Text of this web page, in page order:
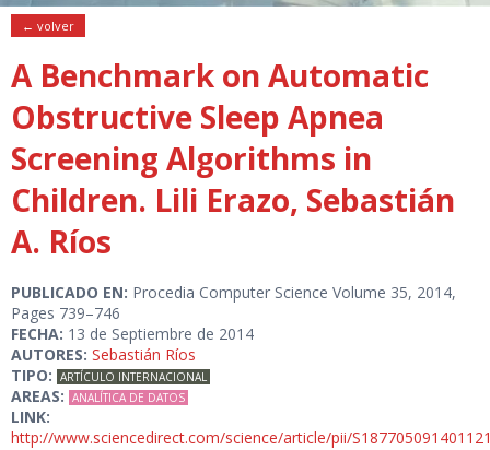
← volver
A Benchmark on Automatic
Obstructive Sleep Apnea
Screening Algorithms in
Children. Lili Erazo, Sebastián
A. Ríos
PUBLICADO EN: Procedia Computer Science Volume 35, 2014,
Pages 739–746
FECHA: 13 de Septiembre de 2014
AUTORES: Sebastián Ríos
TIPO: ARTÍCULO INTERNACIONAL
AREAS: ANALÍTICA DE DATOS
LINK:
http://www.sciencedirect.com/science/article/pii/